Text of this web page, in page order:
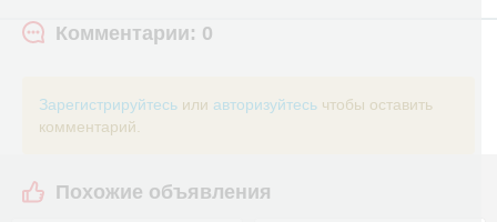
Комментарии: 0
Зарегистрируйтесь или авторизуйтесь чтобы оставить
комментарий.
Похожие объявления